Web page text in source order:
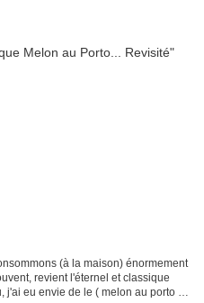
(à la maison) énormement
revient l'éternel et classique
j'ai eu envie de le ( melon au porto )